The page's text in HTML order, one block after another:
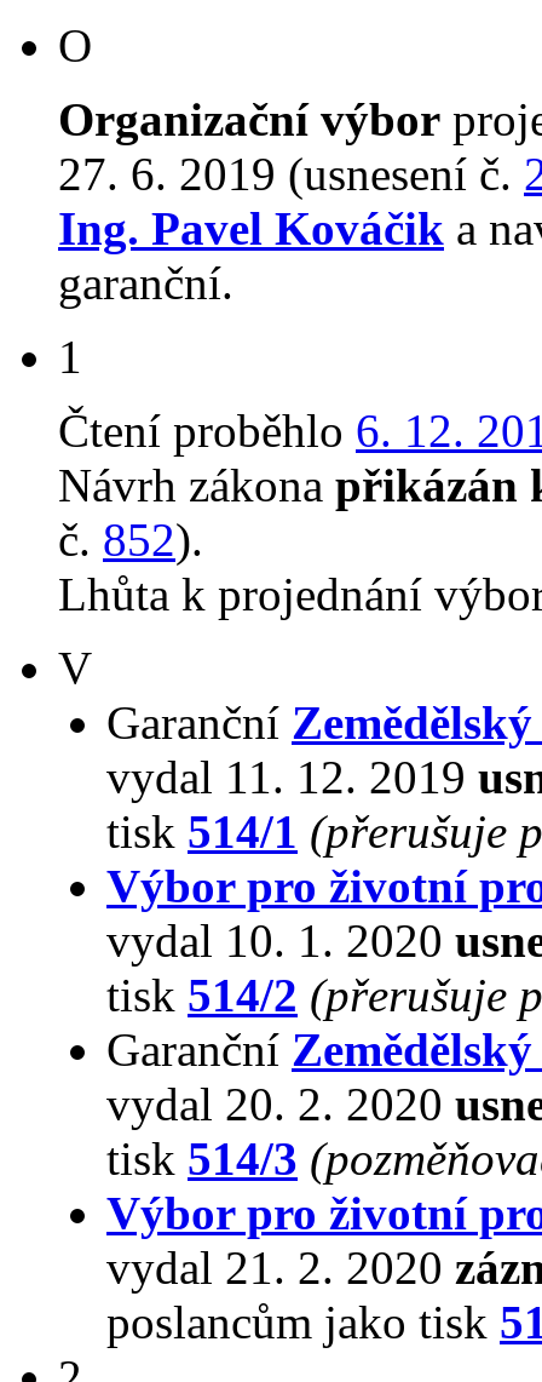
O
Organizační výbor
27. 6. 2019 (usnesení č.
Ing. Pavel Kováčik a
garanční.
1
Čtení proběhlo 6. 12.
Návrh zákona přikázán
č. 852).
Lhůta k projednání
V
Garanční
vydal 11. 12. 2019
tisk 514/1 (přerušuje
Výbor pro životní
vydal 10. 1. 2020
tisk 514/2 (přerušuje
Garanční
vydal 20. 2. 2020
tisk 514/3
Výbor pro životní
vydal 21. 2. 2020
poslancům jako tisk